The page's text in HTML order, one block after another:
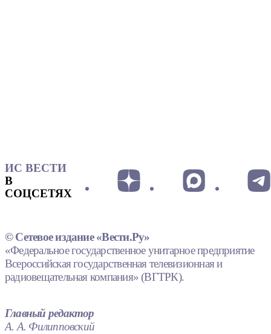
ИС ВЕСТИ
В
СОЦСЕТЯХ
© Сетевое издание «Вести.Ру»
«Федеральное государственное унитарное предприятие
Всероссийская государственная телевизионная и
радиовещательная компания» (ВГТРК).
Главный редактор
А. А. Филипповский